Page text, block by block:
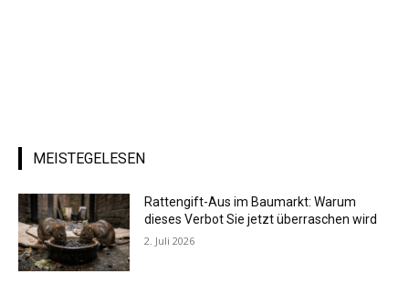
MEISTEGELESEN
Rattengift-Aus im Baumarkt: Warum
dieses Verbot Sie jetzt überraschen wird
2. Juli 2026